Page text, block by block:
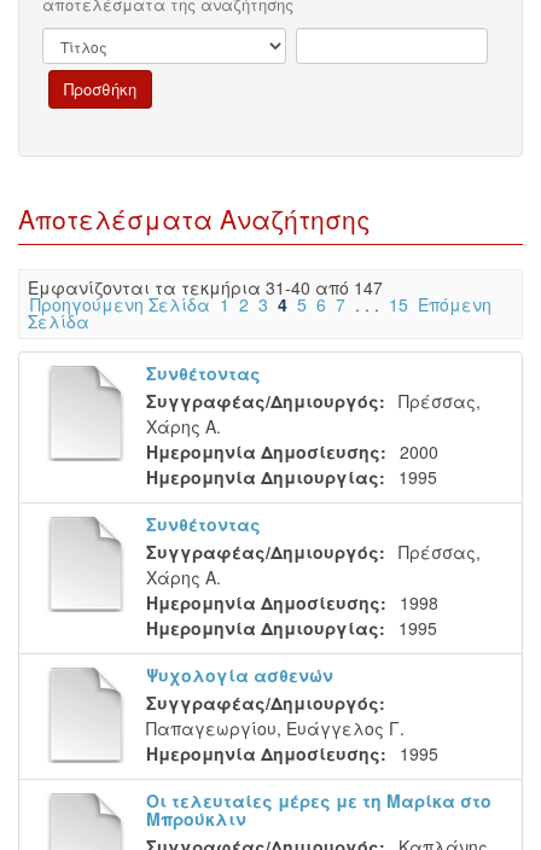
αποτελέσματα της αναζήτησης
Αποτελέσματα Αναζήτησης
Eμφανίζονται τα τεκμήρια 31-40 από 147
Προηγούμενη Σελίδα 1 2 3 4 5 6 7 . . . 15 Επόμενη
Σελίδα
Συνθέτοντας
Συγγραφέας/Δημιουργός: Πρέσσας,
Χάρης Α.
Ημερομηνία Δημοσίευσης: 2000
Ημερομηνία Δημιουργίας:
1995
Συνθέτοντας
Συγγραφέας/Δημιουργός: Πρέσσας,
Χάρης Α.
Ημερομηνία Δημοσίευσης:
1998
Ημερομηνία Δημιουργίας:
1995
Ψυχολογία ασθενών
Συγγραφέας/Δημιουργός:
Παπαγεωργίου, Ευάγγελος Γ.
Ημερομηνία Δημοσίευσης:
1995
Οι τελευταίες μέρες με τη Μαρίκα στο
Μπρούκλιν